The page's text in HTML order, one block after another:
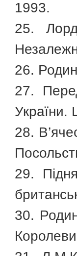
1993.
25.
26.
27.
України.
28.
29.
30.